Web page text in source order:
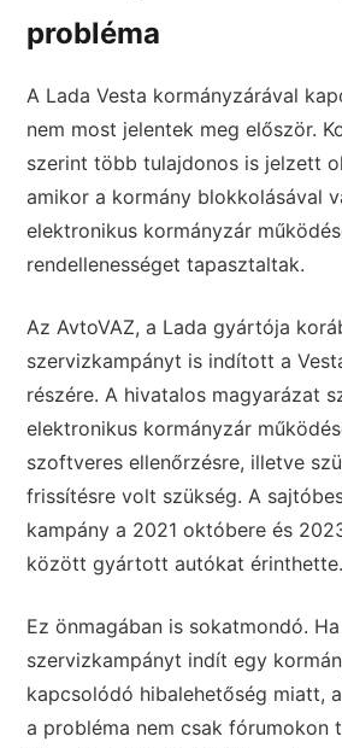
probléma
A Lada Vesta kormányzárával
nem most jelentek meg először.
szerint több tulajdonos is jelzett
amikor a kormány blokkolásával
elektronikus kormányzár
rendellenességet tapasztaltak.
Az AvtoVAZ, a Lada gyártója
szervizkampányt is indított a
részére. A hivatalos magyarázat
elektronikus kormányzár
szoftveres ellenőrzésre, illetve
frissítésre volt szükség. A
kampány a 2021 októbere és
között gyártott autókat érinthette.
Ez önmagában is sokatmondó.
szervizkampányt indít egy
kapcsolódó hibalehetőség miatt,
a probléma nem csak fórumokon